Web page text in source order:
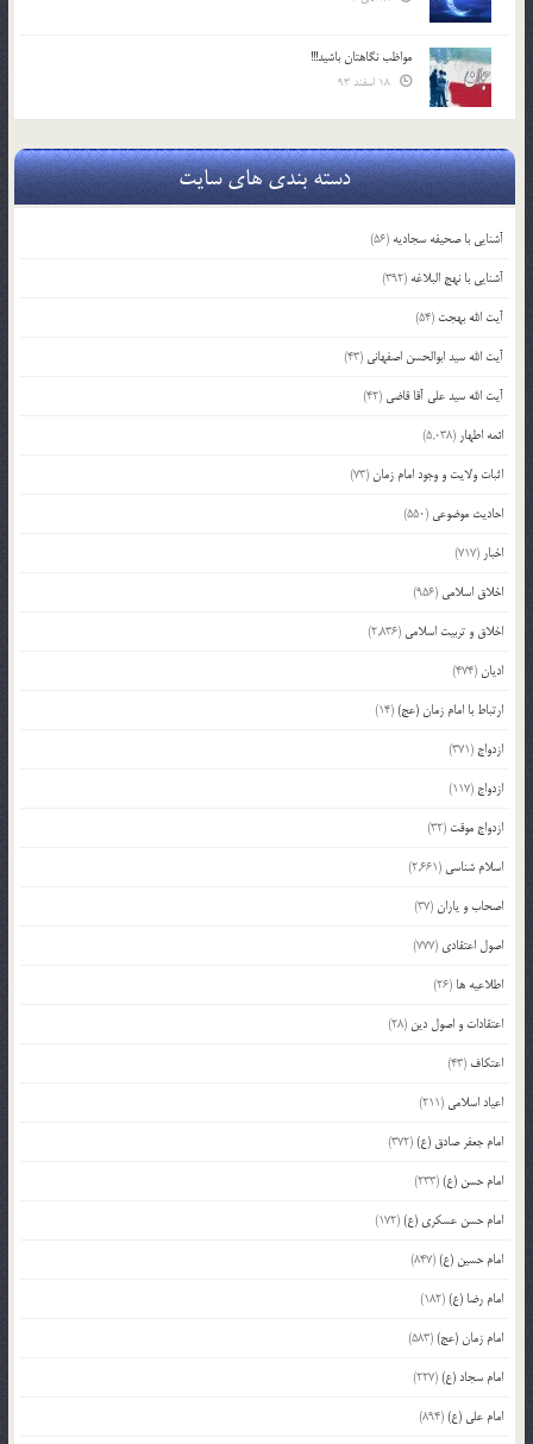
مواظب نگاهتان باشید!!!
دسته بندی های سایت
آشنایی با صحیفه سجادیه (56)
آشنایی با نهج البلاغه (392)
آیت الله بهجت (54)
آیت الله سید ابوالحسن اصفهانی (43)
آیت الله سید علی آقا قاضی (42)
ائمه اطهار (5,038)
اثبات ولایت و وجود امام زمان(73)
احادیث موضوعی (550)
اخبار (717)
اخلاق اسلامی (956)
اخلاق و تربیت اسلامی (2,836)
ادیان(474)
ارتباط با امام زمان (عج)(14)
ازدواج (371)
ازدواج (117)
ازدواج موقت (32)
اسلام شناسی (2,661)
اصحاب و یاران(37)
اصول اعتقادی (777)
اطلاعیه ها (26)
اعتقادات و اصول دین (28)
اعتکاف (43)
اعیاد اسلامی (211)
امام جعفر صادق (ع)(372)
امام حسن (ع)(233)
امام حسن عسکری (ع)(172)
امام حسین (ع)(847)
امام رضا (ع)(182)
امام زمان (عج)(583)
امام سجاد (ع)(227)
امام علی (ع)(894)